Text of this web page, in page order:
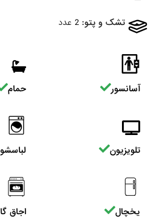
تشک و پتو: 2 عدد
آسانسور حمام
تلویزیون
یخچال اجاق